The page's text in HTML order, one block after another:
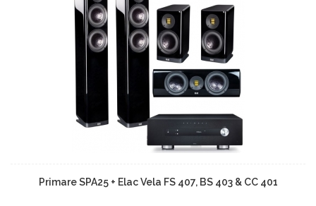
Primare SPA25 + Elac Vela FS 407, BS 403 & CC 401